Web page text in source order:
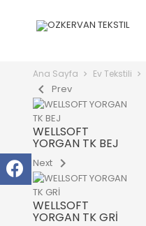
Ana Sayfa Ev Tekstili
chevron_left Prev
WELLSOFT
YORGAN TK BEJ
Next chevron_right
WELLSOFT
YORGAN TK GRİ